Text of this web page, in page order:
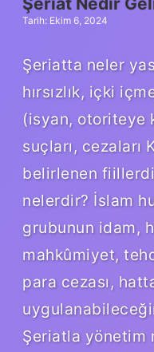
Tarih: Ekim 6, 2024
Şeriatta neler
hırsızlık, içki
(isyan, otoriteye
suçları, cezaları
belirlenen
nelerdir? İslam
grubunun idam,
mahkûmiyet,
para cezası,
Şeriatla yönetim